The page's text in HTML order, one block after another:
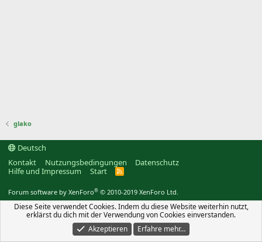
glako
Deutsch
Kontakt
Nutzungsbedingungen
Datenschutz
Hilfe und Impressum
Start
R
Forum software by XenForo® © 2010-2019 XenForo Ltd.
Diese Seite verwendet Cookies. Indem du diese Website weiterhin nutzt,
erklärst du dich mit der Verwendung von Cookies einverstanden.
Akzeptieren
Erfahre mehr…